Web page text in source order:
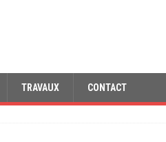
TRAVAUX CONTACT